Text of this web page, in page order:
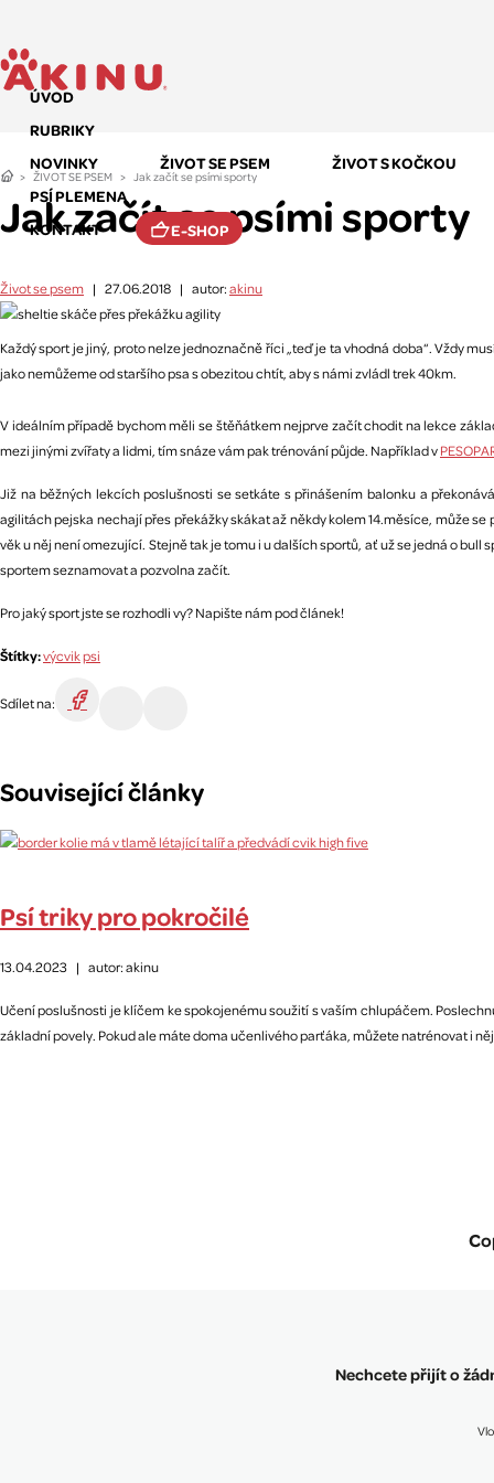
ÚVOD
RUBRIKY
NOVINKY
ŽIVOT SE PSEM
ŽIVOT S KOČKOU
PSÍ PLEMENA
KONTAKT
E-SHOP
ŽIVOT SE PSEM Jak začít se psími sporty
Jak začít se psími sporty
Život se psem | 27.06.2018 | autor:akinu
Každý sport je jiný, proto nelze jednoznačně říci „teď je ta vhodná doba“. Vždy
jako nemůžeme od staršího psa s obezitou chtít, aby s námi zvládl trek 40km.
V ideálním případě bychom měli se štěňátkem nejprve začít chodit na lekce
mezi jinými zvířaty a lidmi, tím snáze vám pak trénování půjde. Například v
Již na běžných lekcích poslušnosti se setkáte s přinášením balonku a
agilitách pejska nechají přes překážky skákat až někdy kolem 14.měsíce, může
věk u něj není omezující. Stejně tak je tomu i u dalších sportů, ať už se jedná o
sportem seznamovat a pozvolna začít.
Pro jaký sport jste se rozhodli vy? Napište nám pod článek!
Štítky:výcvikpsi
Sdílet na:
Související články
Psí triky pro pokročilé
13.04.2023 | autor: akinu
Učení poslušnosti je klíčem ke spokojenému soužití s vaším chlupáčem.
základní povely. Pokud ale máte doma učenlivého parťáka, můžete natrénovat i
Nechcete přijít o